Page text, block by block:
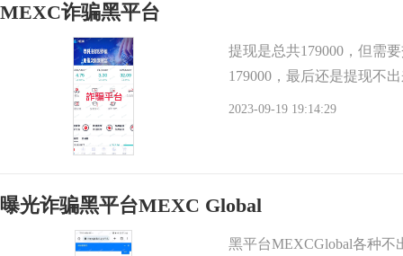
MEXC诈骗黑平台
提现是总共179000，但需
179000，最后还是提现不
2023-09-19 19:14:29
曝光诈骗黑平台MEXC Global
黑平台MEXCGlobal各种